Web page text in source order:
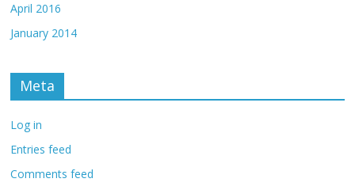
April 2016
January 2014
Meta
Log in
Entries feed
Comments feed